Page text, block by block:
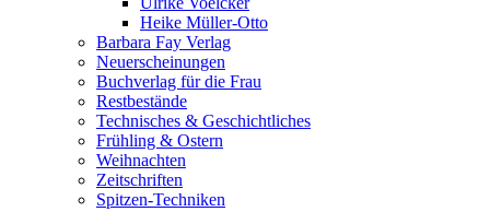
Heike Müller-Otto
Barbara Fay Verlag
Neuerscheinungen
Buchverlag für die Frau
Restbestände
Technisches & Geschichtliches
Frühling & Ostern
Weihnachten
Zeitschriften
Spitzen-Techniken